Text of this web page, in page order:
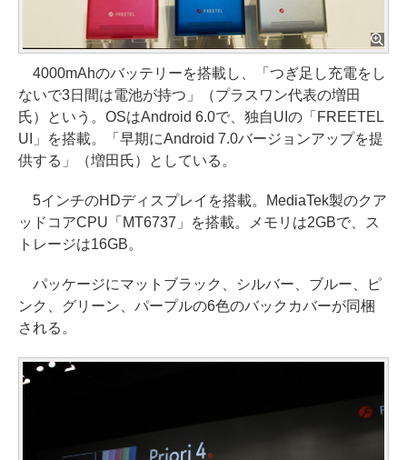
4000mAhのバッテリーを搭載し、「つぎ足し充電をし
ないで3日間は電池が持つ」（プラスワン代表の増田
氏）という。OSはAndroid 6.0で、独自UIの「FREETEL
UI」を搭載。「早期にAndroid 7.0バージョンアップを提
供する」（増田氏）としている。
5インチのHDディスプレイを搭載。MediaTek製のクア
ッドコアCPU「MT6737」を搭載。メモリは2GBで、ス
トレージは16GB。
パッケージにマットブラック、シルバー、ブルー、ピ
ンク、グリーン、パープルの6色のバックカバーが同梱
される。